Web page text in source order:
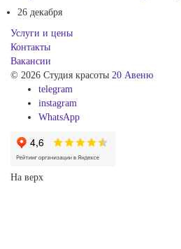
26 декабря
Услуги и цены
Контакты
Вакансии
© 2026 Студия красоты 20 Авеню
telegram
instagram
WhatsApp
На верх